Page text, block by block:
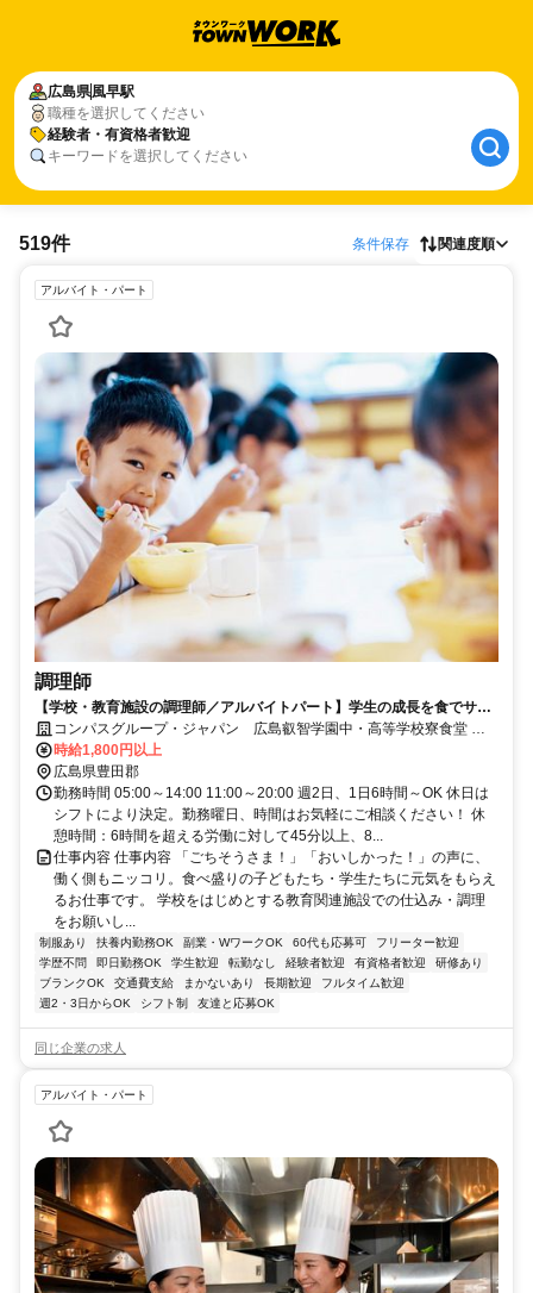
広島県風早駅
職種を選択してください
経験者・有資格者歓迎
キーワードを選択してください
519件 条件保存 関連度順
アルバイト・パート
調理師
【学校・教育施設の調理師／アルバイトパート】学生の成長を食でサポ
ート！調理師スキル活かせる
コンパスグループ・ジャパン 広島叡智学園中・高等学校寮食堂
21416_p
時給1,800円以上
広島県豊田郡
勤務時間 05:00～14:00 11:00～20:00 週2日、1日6時間～OK 休日は
シフトにより決定。勤務曜日、時間はお気軽にご相談ください！ 休
憩時間：6時間を超える労働に対して45分以上、8...
仕事内容 仕事内容 「ごちそうさま！」「おいしかった！」の声に、
働く側もニッコリ。食べ盛りの子どもたち・学生たちに元気をもらえ
るお仕事です。 学校をはじめとする教育関連施設での仕込み・調理
をお願いし...
制服あり 扶養内勤務OK 副業・WワークOK 60代も応募可
フリーター歓迎
学歴不問
即日勤務OK 学生歓迎 転勤なし 経験者歓迎 有資格者歓迎
研修あり
ブランクOK
交通費支給 まかないあり 長期歓迎
フルタイム歓迎
週2・3日からOK
シフト制 友達と応募OK
同じ企業の求人
アルバイト・パート